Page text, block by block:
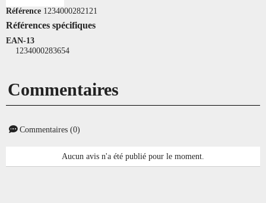
Référence 1234000282121
Références spécifiques
EAN-13
1234000283654
Commentaires
Commentaires (0)
Aucun avis n'a été publié pour le moment.